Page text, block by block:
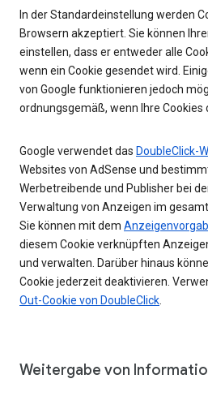
In der Standardeinstellung werden
Browsern akzeptiert. Sie können
einstellen, dass er entweder alle
wenn ein Cookie gesendet wird.
von Google funktionieren jedoch
ordnungsgemäß, wenn Ihre Cookies
Google verwendet das DoubleClick-
Websites von AdSense und
Werbetreibende und Publisher bei
Verwaltung von Anzeigen im
Sie können mit dem
diesem Cookie verknüpften
und verwalten. Darüber hinaus
Cookie jederzeit deaktivieren.
Out-Cookie von DoubleClick
Weitergabe von